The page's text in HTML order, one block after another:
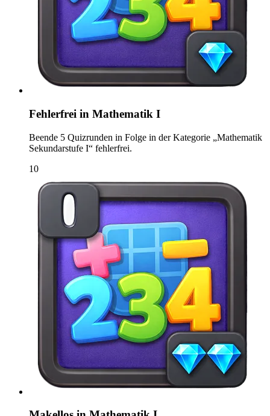
Fehlerfrei in Mathematik I
Beende 5 Quizrunden in Folge in der Kategorie „Mathematik
Sekundarstufe I“ fehlerfrei.
10